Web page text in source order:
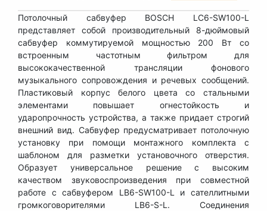
Потолочный сабвуфер BOSCH LC6-SW100-L
представляет собой производительный 8-дюймовый
сабвуфер коммутируемой мощностью 200 Вт со
встроенным частотным фильтром для
высококачественной трансляции фонового
музыкального сопровождения и речевых сообщений.
Пластиковый корпус белого цвета со стальными
элементами повышает огнестойкость и
ударопрочность устройства, а также придает строгий
внешний вид. Сабвуфер предусматривает потолочную
установку при помощи монтажного комплекта с
шаблоном для разметки установочного отверстия.
Образует универсальное решение с высоким
качеством звуковоспроизведения при совместной
работе с сабвуфером LB6-SW100-L и сателлитными
громкоговорителями LB6-S-L. Соединения